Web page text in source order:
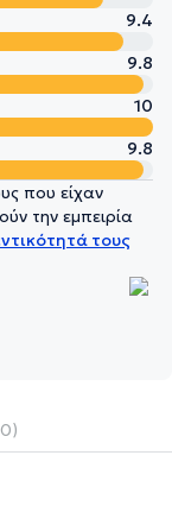
9.4
9.8
10
9.8
που είχαν
την εμπειρία
τους